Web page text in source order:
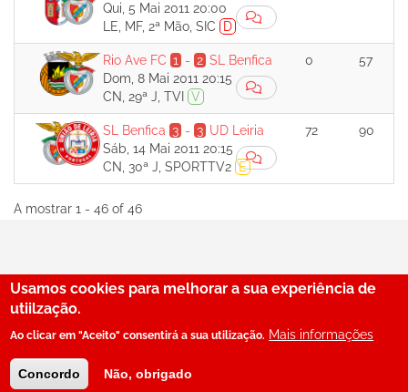
Qui, 5 Mai 2011 20:00
LE, MF, 2ª Mão, SIC
D
Rio Ave FC 1 - 2 SL Benfica
Dom, 8 Mai 2011 20:15
CN, 29ª J, TVI
V
0 57
SL Benfica 3- 3 UD Leiria
Sáb, 14 Mai 2011 20:15
CN, 30ª J, SPORTTV2 E
72 90
A mostrar 1 - 46 of 46
© SerBenfiquista.com 2001-2026
29
Usamos cookies para melhorar a sua experiência de
utiilzação.
Ao clicar em "Aceito" consentirá a sua utilização. Mais informações
Concordo Não, obrigado